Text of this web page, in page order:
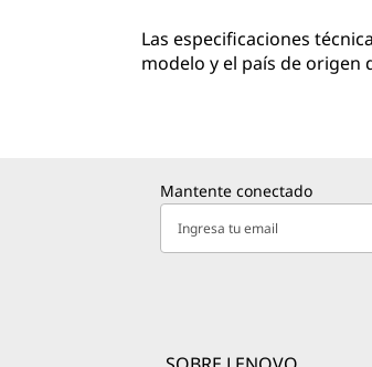
Las especificaciones
modelo y el país de origen
Mantente conectado
Ingresa tu email